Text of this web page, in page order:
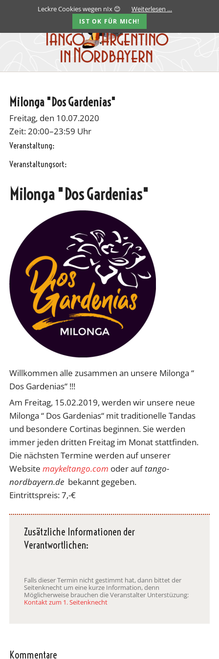
Milonga "Dos Gardenias"
Freitag, den 10.07.2020
Zeit: 20:00–23:59 Uhr
Veranstaltung:
Veranstaltungsort:
Milonga "Dos Gardenias"
Willkommen alle zusammen an unsere Milonga “
Dos Gardenias“ !!!
Am Freitag, 15.02.2019, werden wir unsere neue
Milonga “ Dos Gardenias“ mit traditionelle Tandas
und besondere Cortinas beginnen. Sie werden
immer jeden dritten Freitag im Monat stattfinden.
Die nächsten Termine werden auf unserer
Website maykeltango.com oder auftango-
nordbayern.de bekannt gegeben.
Eintrittspreis: 7,-€
Zusätzliche Informationen der
Verantwortlichen:
Falls dieser Termin nicht gestimmt hat, dann bittet der
Seitenknecht um eine kurze Information, denn
Möglicherweise brauchen die Veranstalter Unterstüzung:
Kontakt zum 1. Seitenknecht
Kommentare
Leckre Cookies wegen nIx 😊 Weiterlesen …
IST OK FÜR MICH!